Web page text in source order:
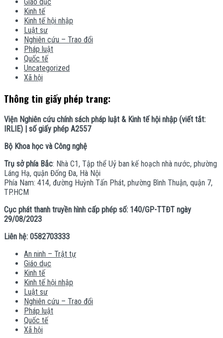
Kinh tế
Kinh tế hội nhập
Luật sư
Nghiên cứu – Trao đổi
Pháp luật
Quốc tế
Uncategorized
Xã hội
Thông tin giấy phép trang:
Viện Nghiên cứu chính sách pháp luật & Kinh tế hội nhập (viết tắt:
IRLIE) | số giấy phép A2557
Bộ Khoa học và Công nghệ
Trụ sở phía Bắc: Nhà C1, Tập thể Uỷ ban kế hoạch nhà nước, phường
Láng Hạ, quận Đống Đa, Hà Nội
Phía Nam: 414, đường Huỳnh Tấn Phát, phường Bình Thuận, quận 7,
TP.HCM
Cục phát thanh truyền hình cấp phép số: 140/GP-TTĐT ngày
29/08/2023
Liên hệ: 0582703333
An ninh – Trật tự
Giáo dục
Kinh tế
Kinh tế hội nhập
Luật sư
Nghiên cứu – Trao đổi
Pháp luật
Quốc tế
Xã hội